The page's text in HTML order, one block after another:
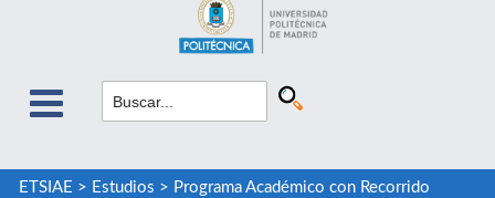
ETSIAE > Estudios > Programa Académico con Recorrido